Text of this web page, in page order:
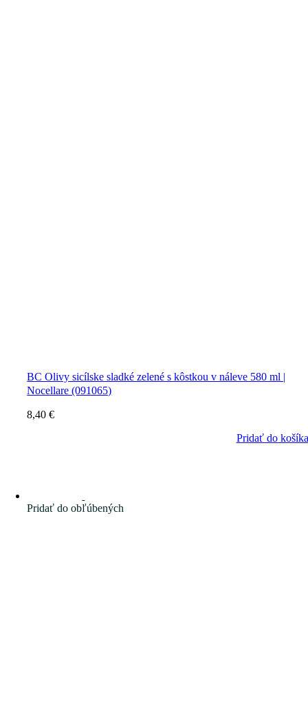
BC Olivy sicílske sladké zelené s kôstkou v náleve 580 ml |
Nocellare (091065)
8,40€
Pridať do košíka
Pridať do obľúbených